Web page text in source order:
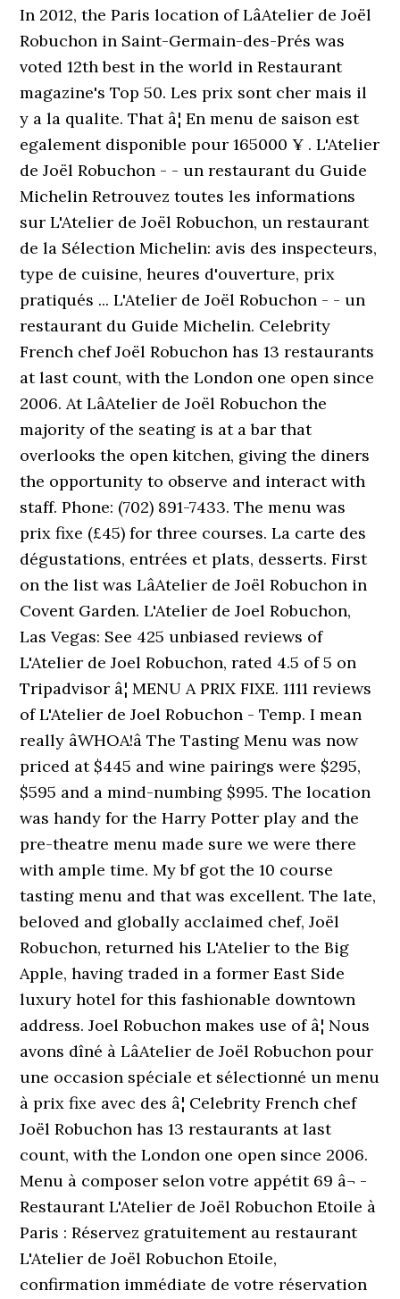
In 2012, the Paris location of LâAtelier de Joël
Robuchon in Saint-Germain-des-Prés was
voted 12th best in the world in Restaurant
magazine's Top 50. Les prix sont cher mais il
y a la qualite. That â¦ En menu de saison est
egalement disponible pour 165000 ¥ . L'Atelier
de Joël Robuchon - - un restaurant du Guide
Michelin Retrouvez toutes les informations
sur L'Atelier de Joël Robuchon, un restaurant
de la Sélection Michelin: avis des inspecteurs,
type de cuisine, heures d'ouverture, prix
pratiqués ... L'Atelier de Joël Robuchon - - un
restaurant du Guide Michelin. Celebrity
French chef Joël Robuchon has 13 restaurants
at last count, with the London one open since
2006. At LâAtelier de Joël Robuchon the
majority of the seating is at a bar that
overlooks the open kitchen, giving the diners
the opportunity to observe and interact with
staff. Phone: (702) 891-7433. The menu was
prix fixe (£45) for three courses. La carte des
dégustations, entrées et plats, desserts. First
on the list was LâAtelier de Joël Robuchon in
Covent Garden. L'Atelier de Joel Robuchon,
Las Vegas: See 425 unbiased reviews of
L'Atelier de Joel Robuchon, rated 4.5 of 5 on
Tripadvisor â¦ MENU A PRIX FIXE. 1111 reviews
of L'Atelier de Joel Robuchon - Temp. I mean
really âWHOA!â The Tasting Menu was now
priced at $445 and wine pairings were $295,
$595 and a mind-numbing $995. The location
was handy for the Harry Potter play and the
pre-theatre menu made sure we were there
with ample time. My bf got the 10 course
tasting menu and that was excellent. The late,
beloved and globally acclaimed chef, Joël
Robuchon, returned his L'Atelier to the Big
Apple, having traded in a former East Side
luxury hotel for this fashionable downtown
address. Joel Robuchon makes use of â¦ Nous
avons dîné à LâAtelier de Joël Robuchon pour
une occasion spéciale et sélectionné un menu
à prix fixe avec des â¦ Celebrity French chef
Joël Robuchon has 13 restaurants at last
count, with the London one open since 2006.
Menu à composer selon votre appétit 69 â¬ -
Restaurant L'Atelier de Joël Robuchon Etoile à
Paris : Réservez gratuitement au restaurant
L'Atelier de Joël Robuchon Etoile,
confirmation immédiate de votre réservation